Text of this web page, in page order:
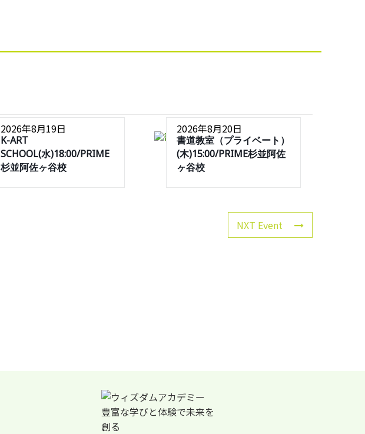
2026年8月19日
K-ART
SCHOOL(水)18:00/PRIME
杉並阿佐ヶ谷校
2026年8月20日
書道教室（プライベート）
(木)15:00/PRIME杉並阿佐
ヶ谷校
NXT Event